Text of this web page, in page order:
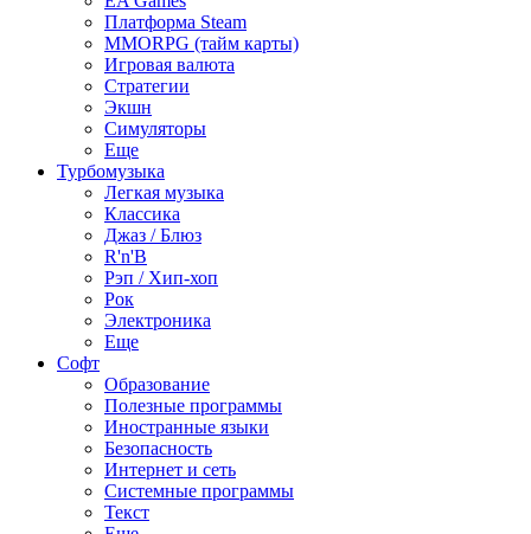
Платформа Steam
MMORPG (тайм карты)
Игровая валюта
Стратегии
Экшн
Симуляторы
Еще
Турбомузыка
Легкая музыка
Классика
Джаз / Блюз
R'n'B
Рэп / Хип-хоп
Рок
Электроника
Еще
Софт
Образование
Полезные программы
Иностранные языки
Безопасность
Интернет и сеть
Системные программы
Текст